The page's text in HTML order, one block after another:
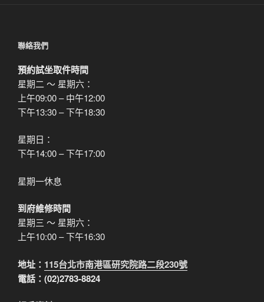
聯絡我們
預約試坐取件時間
星期二 ～ 星期六：
上午09:00 – 中午12:00
下午13:30 – 下午18:30
星期日：
下午14:00 – 下午17:00
星期一休息
到府維修時間
星期三 ～ 星期六：
上午10:00 – 下午16:30
地址： 115台北市南港區研究院路二段230號
電話：(02)2783-8824